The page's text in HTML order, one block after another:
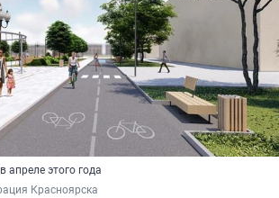
апреле этого года
Красноярска